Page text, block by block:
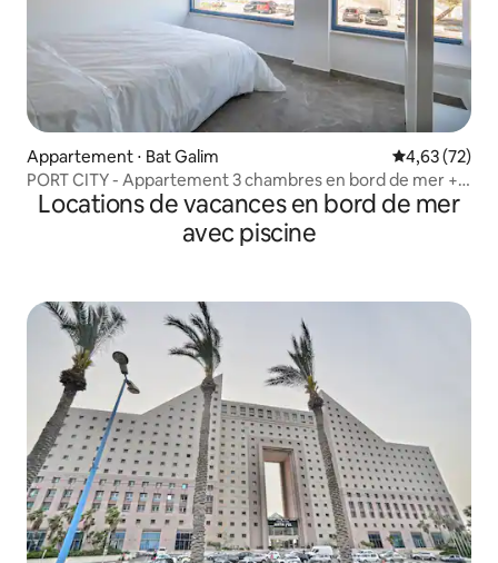
Appartement ⋅ Bat Galim Évaluation
4,63 (72)
PORT CITY - Appartement 3 chambres en bord de mer +
MAMAD
Locations de vacances en bord de mer
avec piscine